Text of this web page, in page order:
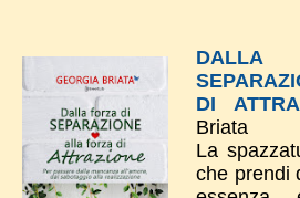
DI
Briata
La
che prendi